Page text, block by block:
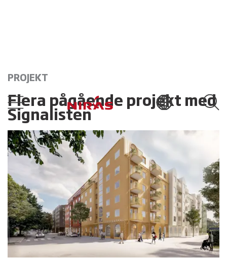
PROJEKT
Flera pågående projekt med
Signalisten